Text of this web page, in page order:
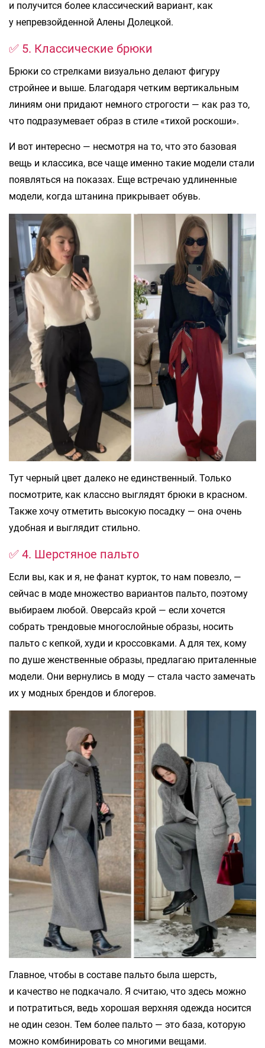
и получится более классический вариант, как
у непревзойденной Алены Долецкой.
✅ 5. Классические брюки
Брюки со стрелками визуально делают фигуру
стройнее и выше. Благодаря четким вертикальным
линиям они придают немного строгости — как раз то,
что подразумевает образ в стиле «тихой роскоши».
И вот интересно — несмотря на то, что это базовая
вещь и классика, все чаще именно такие модели стали
появляться на показах. Еще встречаю удлиненные
модели, когда штанина прикрывает обувь.
Тут черный цвет далеко не единственный. Только
посмотрите, как классно выглядят брюки в красном.
Также хочу отметить высокую посадку — она очень
удобная и выглядит стильно.
✅ 4. Шерстяное пальто
Если вы, как и я, не фанат курток, то нам повезло, —
сейчас в моде множество вариантов пальто, поэтому
выбираем любой. Оверсайз крой — если хочется
собрать трендовые многослойные образы, носить
пальто с кепкой, худи и кроссовками. А для тех, кому
по душе женственные образы, предлагаю приталенные
модели. Они вернулись в моду — стала часто замечать
их у модных брендов и блогеров.
Главное, чтобы в составе пальто была шерсть,
и качество не подкачало. Я считаю, что здесь можно
и потратиться, ведь хорошая верхняя одежда носится
не один сезон. Тем более пальто — это база, которую
можно комбинировать со многими вещами.